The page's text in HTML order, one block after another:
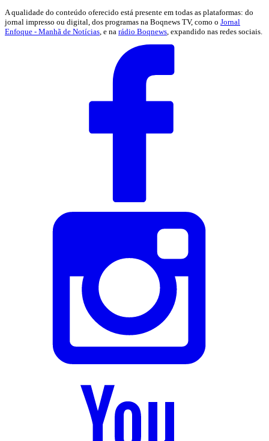
A qualidade do conteúdo oferecido está presente em todas as plataformas: do
jornal impresso ou digital, dos programas na Boqnews TV, como o Jornal
Enfoque - Manhã de Notícias , e na rádio Boqnews , expandido nas redes sociais.